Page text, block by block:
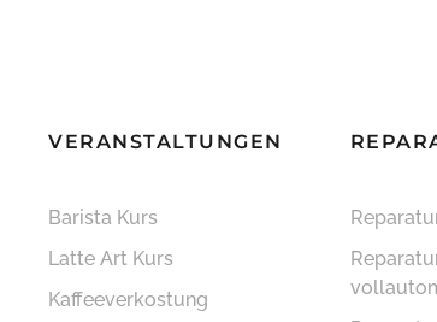
VERANSTALTUNGEN
Barista Kurs
Latte Art Kurs
Kaffeeverkostung